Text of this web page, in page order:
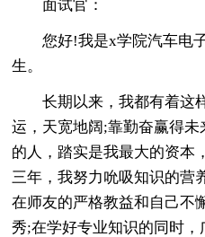
面试官：
您好!我是x学院汽车电
生。
长期以来，我都有着这
运，天宽地阔;靠勤奋赢得
的人，踏实是我最大的资本
三年，我努力吮吸知识的营
在师友的严格教益和自己不
秀;在学好专业知识的同时